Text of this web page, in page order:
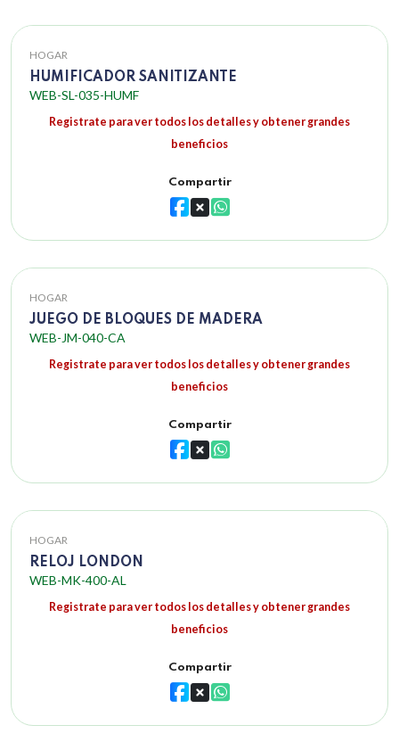
HOGAR
HUMIFICADOR SANITIZANTE
WEB-SL-035-HUMF
Registrate para ver todos los detalles y obtener grandes
beneficios
Compartir
HOGAR
JUEGO DE BLOQUES DE MADERA
WEB-JM-040-CA
Registrate para ver todos los detalles y obtener grandes
beneficios
Compartir
HOGAR
RELOJ LONDON
WEB-MK-400-AL
Registrate para ver todos los detalles y obtener grandes
beneficios
Compartir